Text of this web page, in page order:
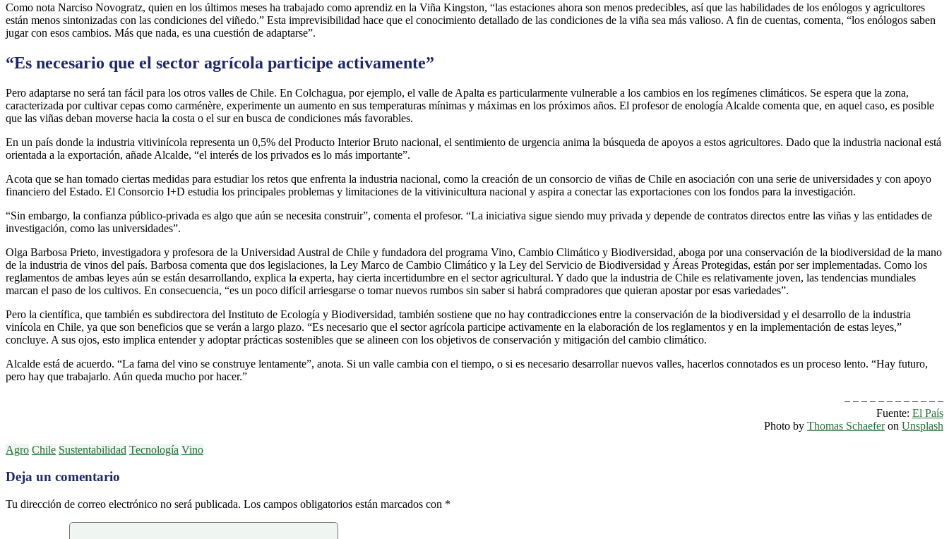
Como nota Narciso Novogratz, quien en los últimos meses ha trabajado como aprendiz en la Viña Kingston, “las estaciones ahora son menos predecibles, así que las habilidades de los enólogos y agricultores
están menos sintonizadas con las condiciones del viñedo.” Esta imprevisibilidad hace que el conocimiento detallado de las condiciones de la viña sea más valioso. A fin de cuentas, comenta, “los enólogos saben
jugar con esos cambios. Más que nada, es una cuestión de adaptarse”.
“Es necesario que el sector agrícola participe activamente”
Pero adaptarse no será tan fácil para los otros valles de Chile. En Colchagua, por ejemplo, el valle de Apalta es particularmente vulnerable a los cambios en los regímenes climáticos. Se espera que la zona,
caracterizada por cultivar cepas como carménère, experimente un aumento en sus temperaturas mínimas y máximas en los próximos años. El profesor de enología Alcalde comenta que, en aquel caso, es posible
que las viñas deban moverse hacia la costa o el sur en busca de condiciones más favorables.
En un país donde la industria vitivinícola representa un 0,5% del Producto Interior Bruto nacional, el sentimiento de urgencia anima la búsqueda de apoyos a estos agricultores. Dado que la industria nacional está
orientada a la exportación, añade Alcalde, “el interés de los privados es lo más importante”.
Acota que se han tomado ciertas medidas para estudiar los retos que enfrenta la industria nacional, como la creación de un consorcio de viñas de Chile en asociación con una serie de universidades y con apoyo
financiero del Estado. El Consorcio I+D estudia los principales problemas y limitaciones de la vitivinicultura nacional y aspira a conectar las exportaciones con los fondos para la investigación.
“Sin embargo, la confianza público-privada es algo que aún se necesita construir”, comenta el profesor. “La iniciativa sigue siendo muy privada y depende de contratos directos entre las viñas y las entidades de
investigación, como las universidades”.
Olga Barbosa Prieto, investigadora y profesora de la Universidad Austral de Chile y fundadora del programa Vino, Cambio Climático y Biodiversidad, aboga por una conservación de la biodiversidad de la mano
de la industria de vinos del país. Barbosa comenta que dos legislaciones, la Ley Marco de Cambio Climático y la Ley del Servicio de Biodiversidad y Áreas Protegidas, están por ser implementadas. Como los
reglamentos de ambas leyes aún se están desarrollando, explica la experta, hay cierta incertidumbre en el sector agricultural. Y dado que la industria de Chile es relativamente joven, las tendencias mundiales
marcan el paso de los cultivos. En consecuencia, “es un poco difícil arriesgarse o tomar nuevos rumbos sin saber si habrá compradores que quieran apostar por esas variedades”.
Pero la científica, que también es subdirectora del Instituto de Ecología y Biodiversidad, también sostiene que no hay contradicciones entre la conservación de la biodiversidad y el desarrollo de la industria
vinícola en Chile, ya que son beneficios que se verán a largo plazo. “Es necesario que el sector agrícola participe activamente en la elaboración de los reglamentos y en la implementación de estas leyes,”
concluye. A sus ojos, esto implica entender y adoptar prácticas sostenibles que se alineen con los objetivos de conservación y mitigación del cambio climático.
Alcalde está de acuerdo. “La fama del vino se construye lentamente”, anota. Si un valle cambia con el tiempo, o si es necesario desarrollar nuevos valles, hacerlos connotados es un proceso lento. “Hay futuro,
pero hay que trabajarlo. Aún queda mucho por hacer.”
– – – – – – – – – – – –
Fuente: El País
Photo by Thomas Schaeferon Unsplash
Agro Chile Sustentabilidad Tecnología Vino
Deja un comentario
Tu dirección de correo electrónico no será publicada. Los campos obligatorios están marcados con *